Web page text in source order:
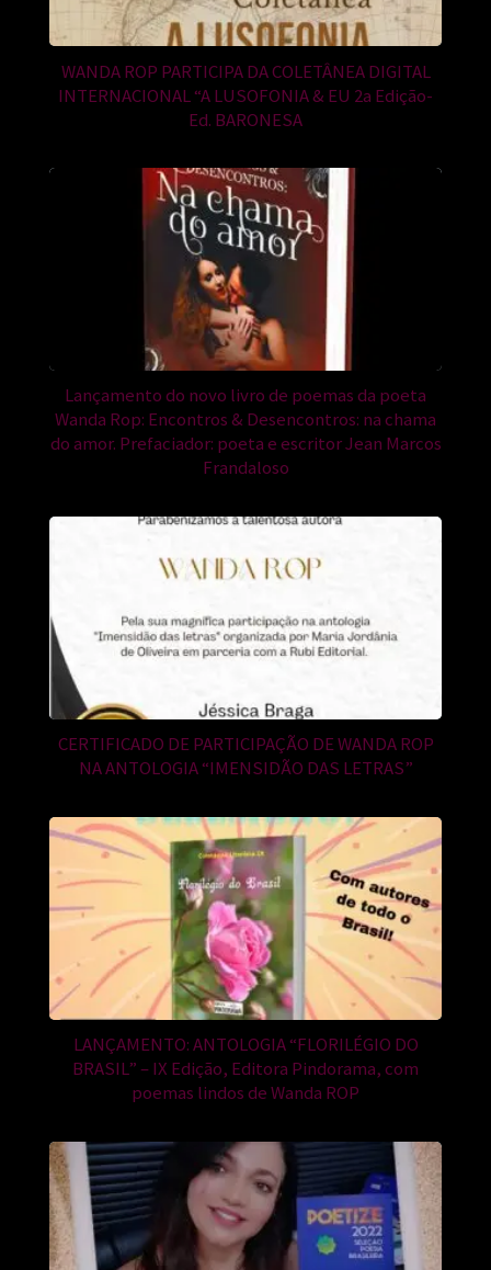
WANDA ROP PARTICIPA DA COLETÂNEA DIGITAL
INTERNACIONAL “A LUSOFONIA & EU 2a Edição-
Ed. BARONESA
Lançamento do novo livro de poemas da poeta
Wanda Rop: Encontros & Desencontros: na chama
do amor. Prefaciador: poeta e escritor Jean Marcos
Frandaloso
CERTIFICADO DE PARTICIPAÇÃO DE WANDA ROP
NA ANTOLOGIA “IMENSIDÃO DAS LETRAS”
LANÇAMENTO: ANTOLOGIA “FLORILÉGIO DO
BRASIL” – IX Edição, Editora Pindorama, com
poemas lindos de Wanda ROP